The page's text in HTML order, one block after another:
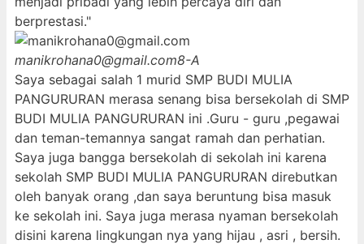
berprestasi."
manikrohana0@gmail.com8-A
Saya sebagai salah 1 murid SMP BUDI MULIA
PANGURURAN merasa senang bisa bersekolah di SMP
BUDI MULIA PANGURURAN ini .Guru - guru ,pegawai
dan teman-temannya sangat ramah dan perhatian.
Saya juga bangga bersekolah di sekolah ini karena
sekolah SMP BUDI MULIA PANGURURAN direbutkan
oleh banyak orang ,dan saya beruntung bisa masuk
ke sekolah ini. Saya juga merasa nyaman bersekolah
disini karena lingkungan nya yang hijau , asri , bersih.